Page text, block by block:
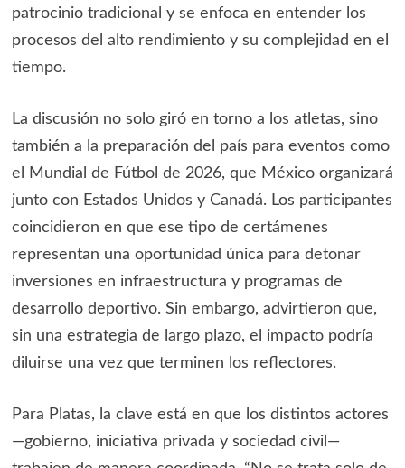
patrocinio tradicional y se enfoca en entender los
procesos del alto rendimiento y su complejidad en el
tiempo.
La discusión no solo giró en torno a los atletas, sino
también a la preparación del país para eventos como
el Mundial de Fútbol de 2026, que México organizará
junto con Estados Unidos y Canadá. Los participantes
coincidieron en que ese tipo de certámenes
representan una oportunidad única para detonar
inversiones en infraestructura y programas de
desarrollo deportivo. Sin embargo, advirtieron que,
sin una estrategia de largo plazo, el impacto podría
diluirse una vez que terminen los reflectores.
Para Platas, la clave está en que los distintos actores
—gobierno, iniciativa privada y sociedad civil—